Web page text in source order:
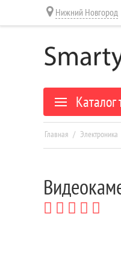
Нижний Новгород
Каталог
Главная / Электроника